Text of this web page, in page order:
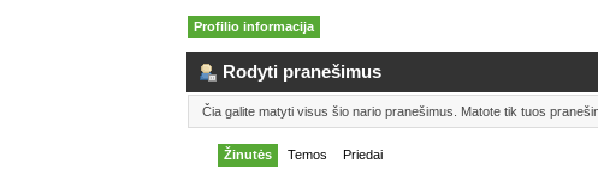
Profilio informacija
Rodyti pranešimus
Čia galite matyti visus šio nario pranešimus. Matote tik tuos
Žinutės Temos Priedai